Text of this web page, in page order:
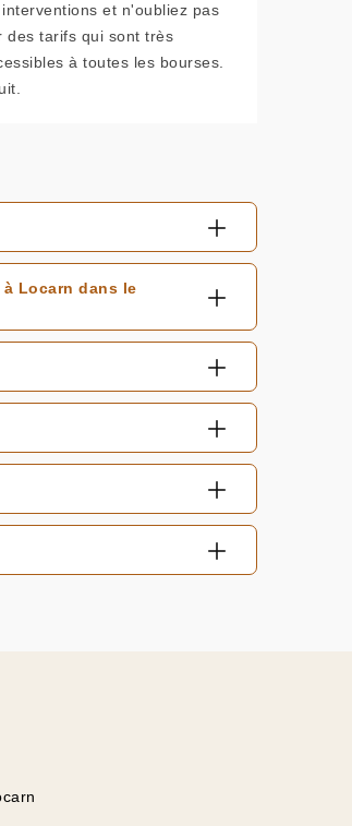
et n'oubliez pas
des tarifs qui sont très
à toutes les bourses.
Locarn dans le